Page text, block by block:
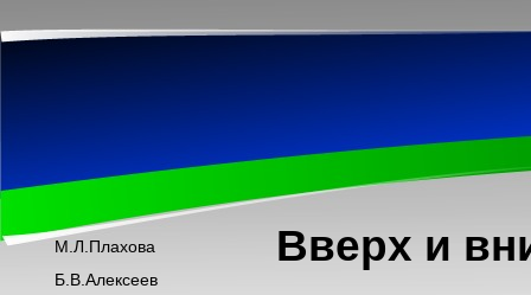
М.Л.Плахова
Б.В.Алексеев
Вверх и